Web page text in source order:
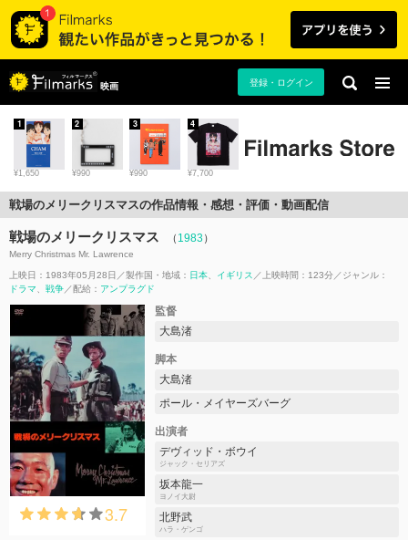
映画 登録・ログイン
¥1,650
1
¥990
2
¥990
3
¥7,700
4
戦場のメリークリスマスの作品情報・感想・評価・動画配信
戦場のメリークリスマス （ 1983）
Merry Christmas Mr. Lawrence
上映日：1983年05月28日 製作国・地域： 日本 イギリス 上映時間：123分
ジャンル：
ドラマ
戦争 配給： アンプラグド
3.7
監督
大島渚
脚本
大島渚
ポール・メイヤーズバーグ
出演者
デヴィッド・ボウイ
ジャック・セリアズ
坂本龍一
ヨノイ大尉
北野武
ハラ・ゲンゴ